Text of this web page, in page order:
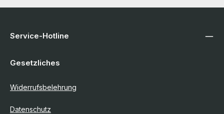
Service-Hotline
Gesetzliches
Widerrufsbelehrung
Datenschutz